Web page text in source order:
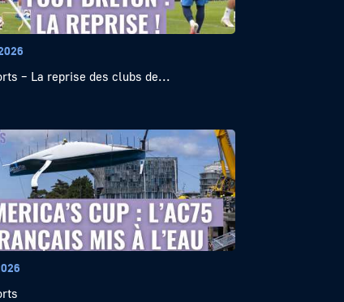
– La reprise des clubs de...